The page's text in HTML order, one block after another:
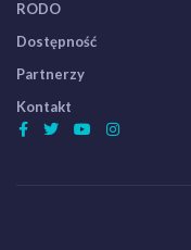
RODO
Dostępność
Partnerzy
Kontakt